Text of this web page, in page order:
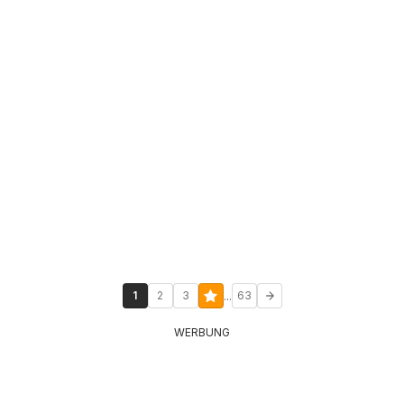
1 2 3 ... 63
WERBUNG